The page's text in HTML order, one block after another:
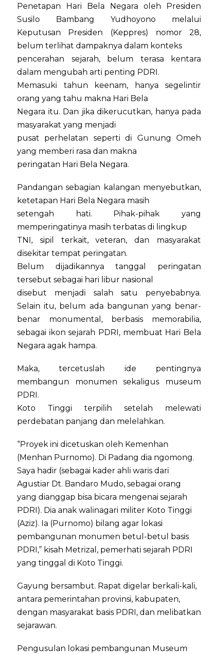
Penetapan Hari Bela Negara oleh Presiden
Susilo Bambang Yudhoyono melalui
Keputusan Presiden (Keppres) nomor 28,
belum terlihat dampaknya dalam konteks
pencerahan sejarah, belum terasa kentara
dalam mengubah arti penting PDRI.
Memasuki tahun keenam, hanya segelintir
orang yang tahu makna Hari Bela
Negara itu. Dan jika dikerucutkan, hanya pada
masyarakat yang menjadi
pusat perhelatan seperti di Gunung Omeh
yang memberi rasa dan makna
peringatan Hari Bela Negara.
Pandangan sebagian kalangan menyebutkan,
ketetapan Hari Bela Negara masih
setengah hati. Pihak-pihak yang
memperingatinya masih terbatas di lingkup
TNI, sipil terkait, veteran, dan masyarakat
disekitar tempat peringatan.
Belum dijadikannya tanggal peringatan
tersebut sebagai hari libur nasional
disebut menjadi salah satu penyebabnya.
Selain itu, belum ada bangunan yang benar-
benar monumental, berbasis memorabilia,
sebagai ikon sejarah PDRI, membuat Hari Bela
Negara agak hampa.
Maka, tercetuslah ide pentingnya
membangun monumen sekaligus museum
PDRI.
Koto Tinggi terpilih setelah melewati
perdebatan panjang dan melelahkan.
“Proyek ini dicetuskan oleh Kemenhan
(Menhan Purnomo). Di Padang dia ngomong.
Saya hadir (sebagai kader ahli waris dari
Agustiar Dt. Bandaro Mudo, sebagai orang
yang dianggap bisa bicara mengenai sejarah
PDRI). Dia anak walinagari militer Koto Tinggi
(Aziz). Ia (Purnomo) bilang agar lokasi
pembangunan monumen betul-betul basis
PDRI,” kisah Metrizal, pemerhati sejarah PDRI
yang tinggal di Koto Tinggi.
Gayung bersambut. Rapat digelar berkali-kali,
antara pemerintahan provinsi, kabupaten,
dengan masyarakat basis PDRI, dan melibatkan
sejarawan.
Pengusulan lokasi pembangunan Museum